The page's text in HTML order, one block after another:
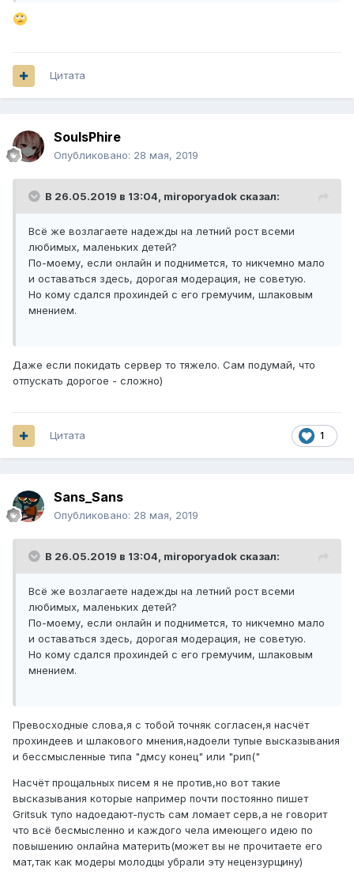
Цитата
SoulsPhire
Опубликовано: 28 мая, 2019
В 26.05.2019 в 13:04, miroporyadok сказал:
Всё же возлагаете надежды на летний рост всеми
любимых, маленьких детей?
По-моему, если онлайн и поднимется, то никчемно мало
и оставаться здесь, дорогая модерация, не советую.
Но кому сдался прохиндей с его гремучим, шлаковым
мнением.
Даже если покидать сервер то тяжело. Сам подумай, что
отпускать дорогое - сложно)
1
Цитата
Sans_Sans
Опубликовано: 28 мая, 2019
В 26.05.2019 в 13:04, miroporyadok сказал:
Всё же возлагаете надежды на летний рост всеми
любимых, маленьких детей?
По-моему, если онлайн и поднимется, то никчемно мало
и оставаться здесь, дорогая модерация, не советую.
Но кому сдался прохиндей с его гремучим, шлаковым
мнением.
Превосходные слова,я с тобой точняк согласен,я насчёт
прохиндеев и шлакового мнения,надоели тупые высказывания
и бессмысленные типа "дмсу конец" или "рип("
Насчёт прощальных писем я не против,но вот такие
высказывания которые например почти постоянно пишет
Gritsuk тупо надоедают-пусть сам ломает серв,а не говорит
что всё бесмысленно и каждого чела имеющего идею по
повышению онлайна материть(может вы не прочитаете его
мат,так как модеры молодцы убрали эту нецензурщину)